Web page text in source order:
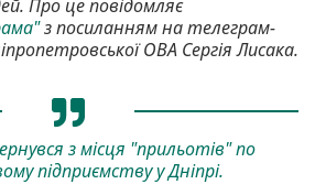
Про це повідомляє
з посиланням на телеграм-
ОВА Сергія Лисака.
з місця "прильотів" по
підприємству у Дніпрі.